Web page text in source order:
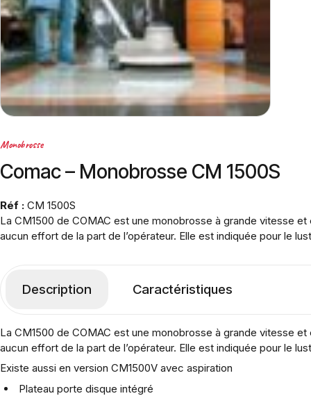
Monobrosse
Comac – Monobrosse CM 1500S
Réf : CM 1500S
La CM1500 de COMAC est une monobrosse à grande vitesse
aucun effort de la part de l’opérateur. Elle est indiquée pour le
Description Caractéristiques
La CM1500 de COMAC est une monobrosse à grande vitesse
aucun effort de la part de l’opérateur. Elle est indiquée pour le
Existe aussi en version CM1500V avec aspiration
Plateau porte disque intégré